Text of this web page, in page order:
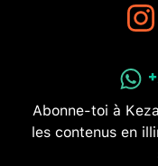
Abonne-toi à
les contenus en